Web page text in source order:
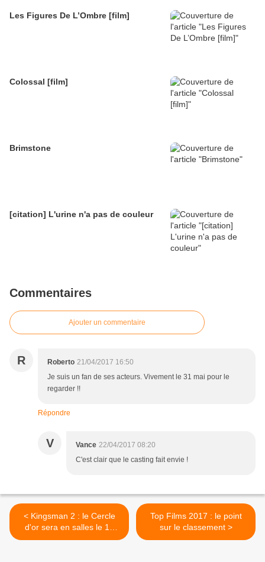
Les Figures De L’Ombre [film]
Colossal [film]
Brimstone
[citation] L'urine n'a pas de couleur
Commentaires
Ajouter un commentaire
R Roberto 21/04/2017 16:50
Je suis un fan de ses acteurs. Vivement le 31 mai pour le
regarder !!
Répondre
V Vance 22/04/2017 08:20
C'est clair que le casting fait envie !
< Kingsman 2 : le Cercle
d'or sera en salles le 11
octobre
Top Films 2017 : le point
sur le classement >